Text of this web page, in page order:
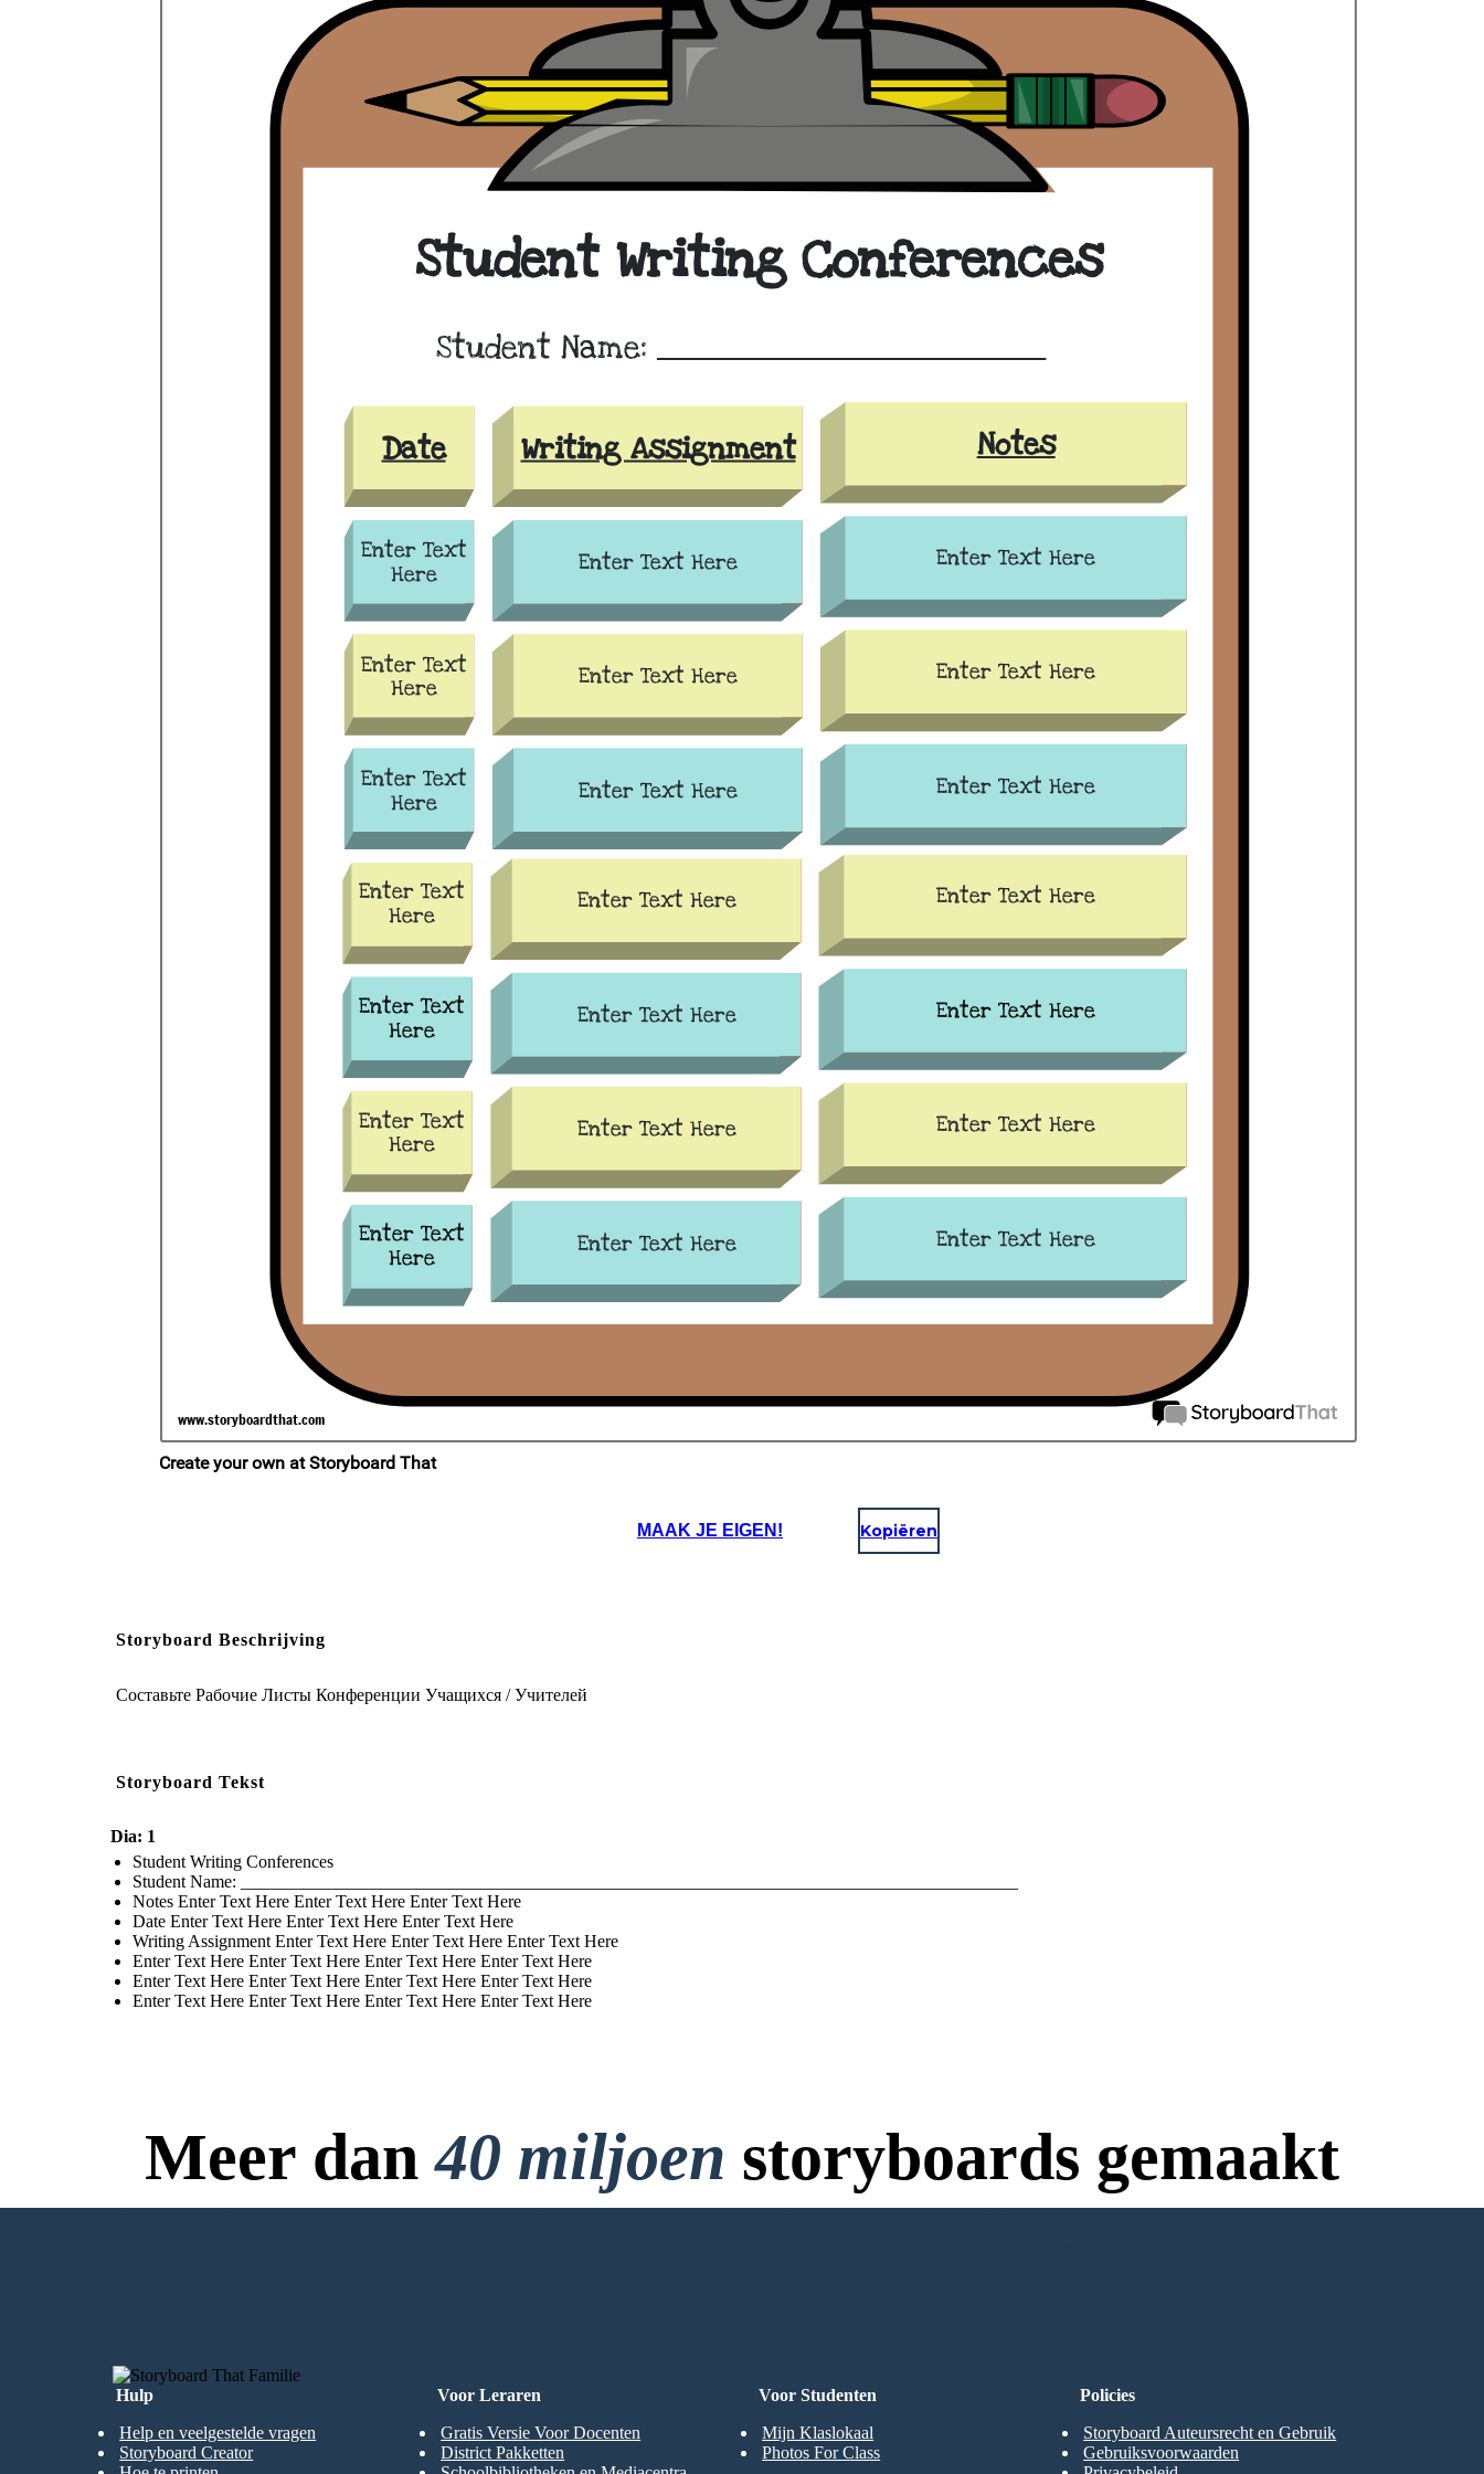
MAAK JE EIGEN! Kopiëren
Storyboard Beschrijving
Составьте Рабочие Листы Конференции Учащихся / Учителей
Storyboard Tekst
Dia: 1
Student Writing Conferences
Student Name: ________________________________________________________________________________________
Notes Enter Text Here Enter Text Here Enter Text Here
Date Enter Text Here Enter Text Here Enter Text Here
Writing Assignment Enter Text Here Enter Text Here Enter Text Here
Enter Text Here Enter Text Here Enter Text Here Enter Text Here
Enter Text Here Enter Text Here Enter Text Here Enter Text Here
Enter Text Here Enter Text Here Enter Text Here Enter Text Here
Meer dan40 miljoen storyboards gemaakt
Geen Downloads, Geen Creditcard en Geen Login Nodig om te Proberen!
Hulp
Help en veelgestelde vragen
Storyboard Creator
Voor Studenten
Mijn Klaslokaal
Photos For Class
Voor Leraren
Gratis Versie Voor Docenten
District Pakketten
Policies
Storyboard Auteursrecht en Gebruik
Gebruiksvoorwaarden